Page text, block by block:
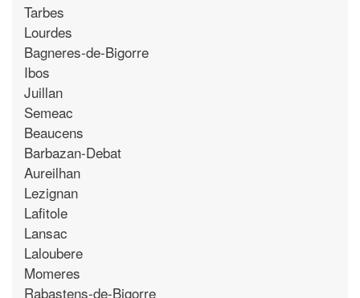
Tarbes
Lourdes
Bagneres-de-Bigorre
Ibos
Juillan
Semeac
Beaucens
Barbazan-Debat
Aureilhan
Lezignan
Lafitole
Lansac
Laloubere
Momeres
Rabastens-de-Bigorre